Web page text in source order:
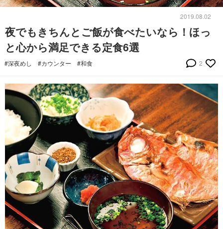
2019.08.02
夜でもきちんとご飯が食べたいなら！ほっ
と心から満足できる定食6選
#深夜めし #カウンター #和食 2